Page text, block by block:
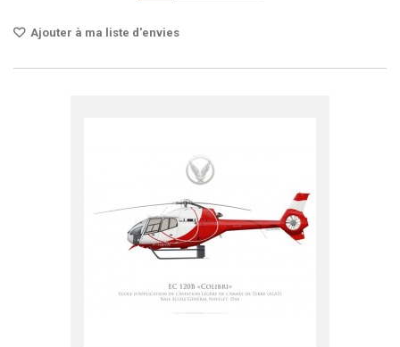
Ajouter à ma liste d'envies